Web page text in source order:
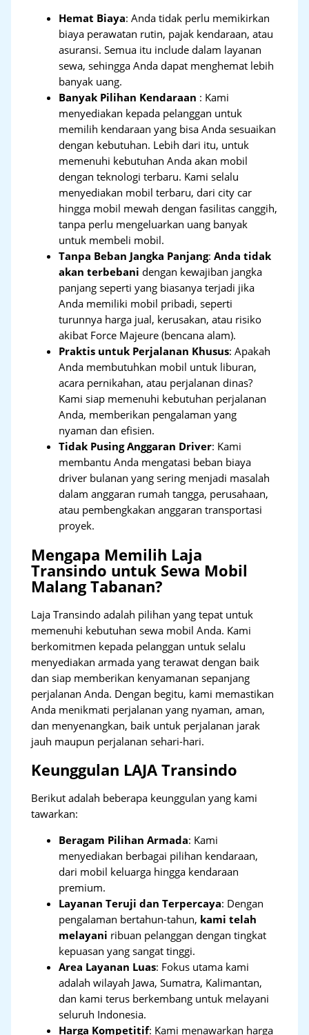
Hemat Biaya: Anda tidak perlu memikirkan
biaya perawatan rutin, pajak kendaraan, atau
asuransi. Semua itu include dalam layanan
sewa, sehingga Anda dapat menghemat lebih
banyak uang.
Banyak Pilihan Kendaraan : Kami
menyediakan kepada pelanggan untuk
memilih kendaraan yang bisa Anda sesuaikan
dengan kebutuhan. Lebih dari itu, untuk
memenuhi kebutuhan Anda akan mobil
dengan teknologi terbaru. Kami selalu
menyediakan mobil terbaru, dari city car
hingga mobil mewah dengan fasilitas canggih,
tanpa perlu mengeluarkan uang banyak
untuk membeli mobil.
Tanpa Beban Jangka Panjang:Anda tidak
akan terbebani dengan kewajiban jangka
panjang seperti yang biasanya terjadi jika
Anda memiliki mobil pribadi, seperti
turunnya harga jual, kerusakan, atau risiko
akibat Force Majeure (bencana alam).
Praktis untuk Perjalanan Khusus: Apakah
Anda membutuhkan mobil untuk liburan,
acara pernikahan, atau perjalanan dinas?
Kami siap memenuhi kebutuhan perjalanan
Anda, memberikan pengalaman yang
nyaman dan efisien.
Tidak Pusing Anggaran Driver: Kami
membantu Anda mengatasi beban biaya
driver bulanan yang sering menjadi masalah
dalam anggaran rumah tangga, perusahaan,
atau pembengkakan anggaran transportasi
proyek.
Mengapa Memilih Laja
Transindo untuk Sewa Mobil
Malang Tabanan?
Laja Transindo adalah pilihan yang tepat untuk
memenuhi kebutuhan sewa mobil Anda. Kami
berkomitmen kepada pelanggan untuk selalu
menyediakan armada yang terawat dengan baik
dan siap memberikan kenyamanan sepanjang
perjalanan Anda. Dengan begitu, kami memastikan
Anda menikmati perjalanan yang nyaman, aman,
dan menyenangkan, baik untuk perjalanan jarak
jauh maupun perjalanan sehari-hari.
Keunggulan LAJA Transindo
Berikut adalah beberapa keunggulan yang kami
tawarkan:
Beragam Pilihan Armada: Kami
menyediakan berbagai pilihan kendaraan,
dari mobil keluarga hingga kendaraan
premium.
Layanan Teruji dan Terpercaya: Dengan
pengalaman bertahun-tahun, kami telah
melayani ribuan pelanggan dengan tingkat
kepuasan yang sangat tinggi.
Area Layanan Luas: Fokus utama kami
adalah wilayah Jawa, Sumatra, Kalimantan,
dan kami terus berkembang untuk melayani
seluruh Indonesia.
Harga Kompetitif: Kami menawarkan harga